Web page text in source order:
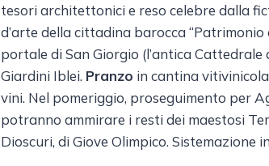
tesori architettonici e reso celebre dalla
d’arte della cittadina barocca “Patrimonio
portale di San Giorgio (l’antica
Giardini Iblei. Pranzo in cantina
vini. Nel pomeriggio, proseguimento per
potranno ammirare i resti dei maestosi
Dioscuri, di Giove Olimpico. Sistemazione